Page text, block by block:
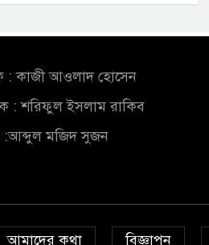
: কাজী আওলাদ হোসেন
: শরিফুল ইসলাম রাকিব
:আব্দুল মজিদ সুজন
আমাদের কথা বিজ্ঞাপন